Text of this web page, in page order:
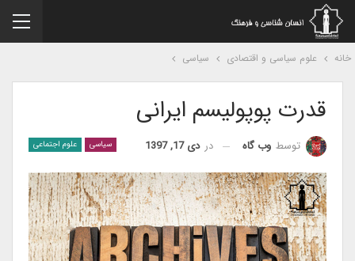
علوم سیاسی و اقتصادی سیاسی
قدرت پوپولیسم ایرانی
سیاسی علوم اجتماعی توسطوب گاه دردی 17, 1397